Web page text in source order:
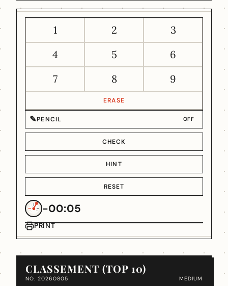
1 2
3
4
5
6
7
8 9
ERASE
✎PENCIL OFF
CHECK
HINT
RESET
-00:05
PRINT
CLASSEMENT (TOP 10)
NO. 20260805 MEDIUM